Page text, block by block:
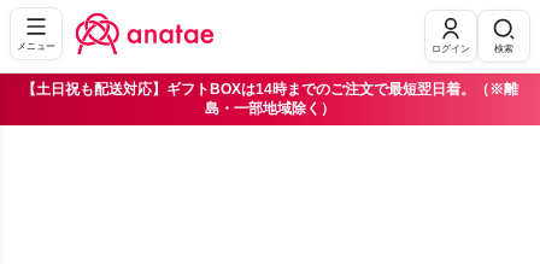
メニュー ログイン 検索
【土日祝も配送対応】ギフトBOXは14時までのご注文で最短翌日着。（※離
島・一部地域除く）